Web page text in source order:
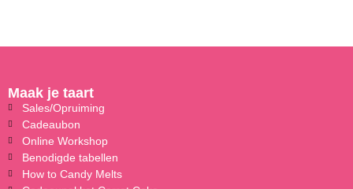
Maak je taart
Sales/Opruiming
Cadeaubon
Online Workshop
Benodigde tabellen
How to Candy Melts